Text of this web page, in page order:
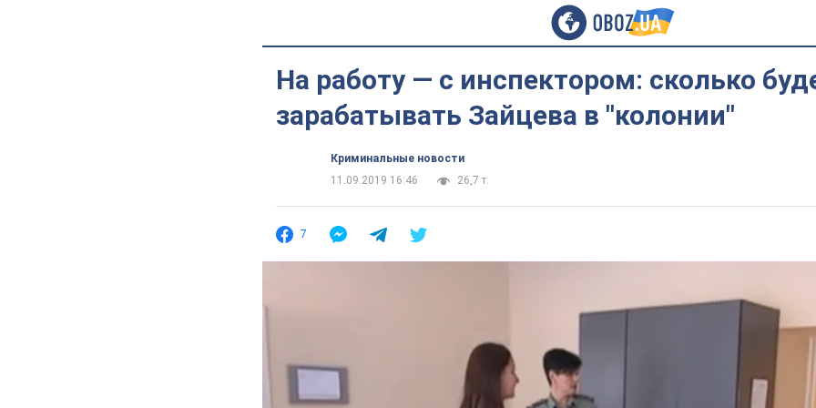
На работу — с инспектором: сколько
зарабатывать Зайцева в "колонии"
Криминальные новости
11.09.2019 16:46
26,7 т.
7